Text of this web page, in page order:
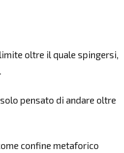
oltre il quale spingersi,
pensato di andare oltre
confine metaforico